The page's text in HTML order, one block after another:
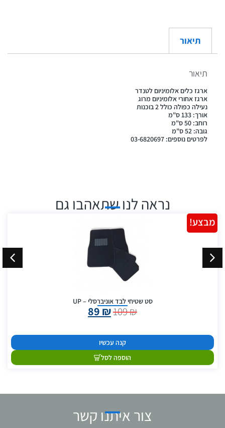
תיאור
תיאור
ארגז כלים אלומיניום לטנדר
ארגז אחורי אלומיניום מרוג
נעילה כפולה כולל 2 בוכנות
אורך: 133 ס"מ
רוחב: 50 ס"מ
גובה: 52 ס"מ
לפרטים נוספים: 03-6820697
נראה לנו שתאהבו גם
סט שטיחי לבד אוניברסלי – UP
109₪
89 ₪
קנה עכשיו
הוספה לסל
מבצע!
צור איתנו קשר